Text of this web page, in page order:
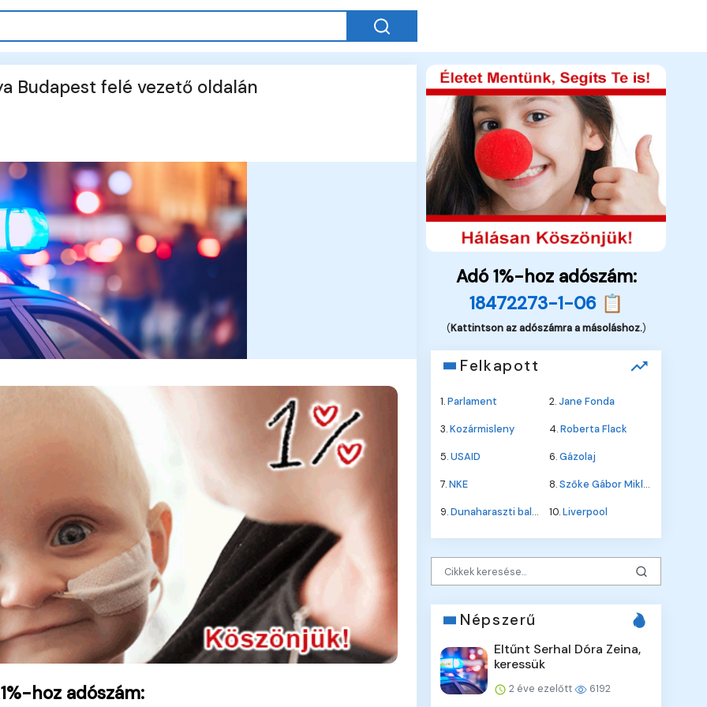
Budapest felé vezető oldalán
hoz adószám:
Adó 1%-hoz adószám:
18472273-1-06 📋
(Kattintson az adószámra a másoláshoz.)
Felkapott
1.Parlament 2.Jane Fonda
3.Kozármisleny 4.Roberta Flack
5.USAID 6.Gázolaj
7.NKE 8.Szőke Gábor Miklós
9.Dunaharaszti baleset 10.Liverpool
Népszerű
Eltűnt Serhal Dóra Zeina,
keressük
2 éve ezelőtt 6192